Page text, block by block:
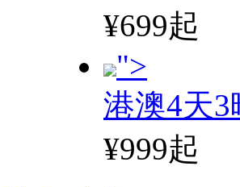
¥699起
">
港澳4天
¥999起